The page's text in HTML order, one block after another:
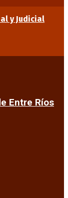
y Judicial
Entre Ríos